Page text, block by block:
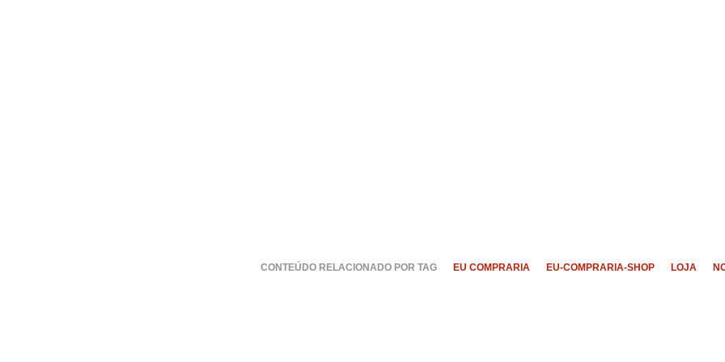
CONTEÚDO RELACIONADO POR TAG EU COMPRARIA EU-COMPRARIA-SHOP LOJA